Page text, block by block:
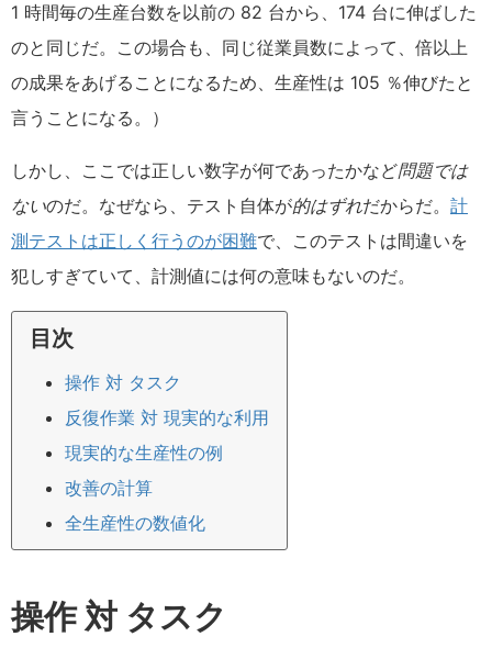
1 時間毎の生産台数を以前の 82 台から、174 台に伸ばした
のと同じだ。この場合も、同じ従業員数によって、倍以上
の成果をあげることになるため、生産性は 105 ％伸びたと
言うことになる。）
しかし、ここでは正しい数字が何であったかなど問題では
ないのだ。なぜなら、テスト自体が的はずれだからだ。 計
測テストは正しく行うのが困難で、このテストは間違いを
犯しすぎていて、計測値には何の意味もないのだ。
目次
操作 対 タスク
反復作業 対 現実的な利用
現実的な生産性の例
改善の計算
全生産性の数値化
操作 対 タスク